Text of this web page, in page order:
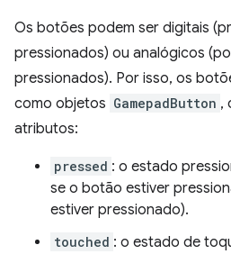
Os botões podem ser digitais
pressionados) ou analógicos
pressionados). Por isso, os
como objetos GamepadButton ,
atributos:
pressed : o estado
se o botão estiver
estiver pressionado).
touched : o estado de